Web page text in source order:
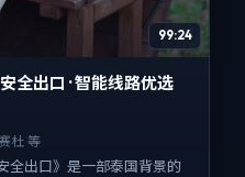
99:24
全出口 · 智能线路优选
杜 等
全出口》是一部泰国背景的